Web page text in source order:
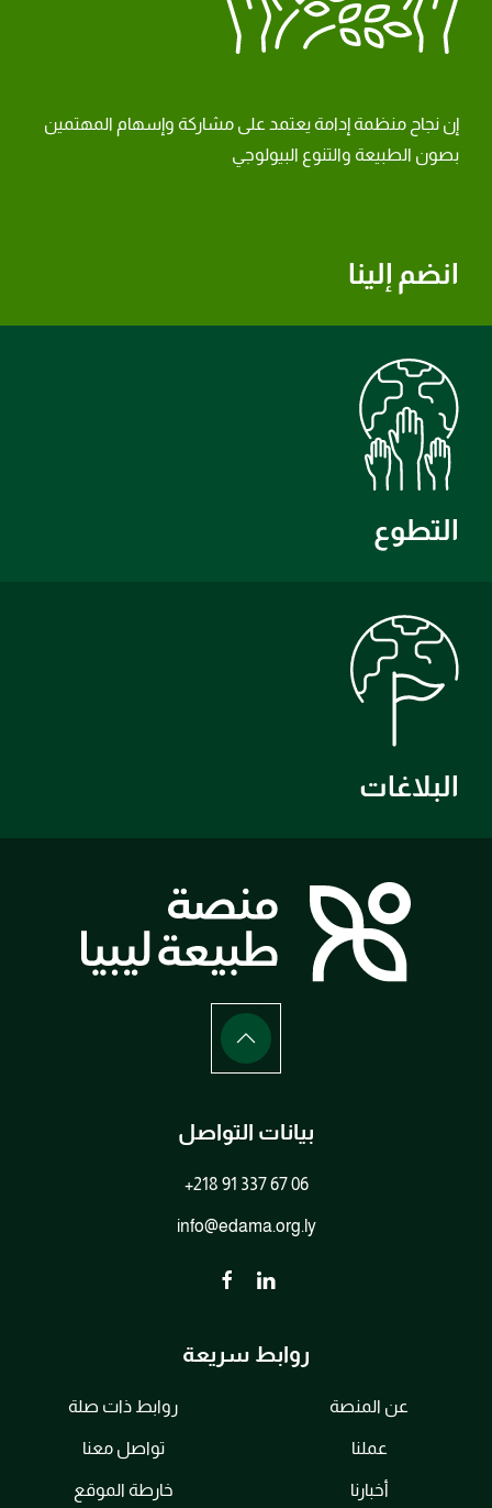
انضم إلينا
إن نجاح منظمة إدامة يعتمد على مشاركة وإسهام المهتمين
بصون الطبيعة والتنوع البيولوجي
التطوع
البلاغات
بيانات التواصل
+218 91 337 67 06
info@edama.org.ly
روابط سريعة
عن المنصة
عملنا
أخبارنا
روابط ذات صلة
تواصل معنا
خارطة الموقع